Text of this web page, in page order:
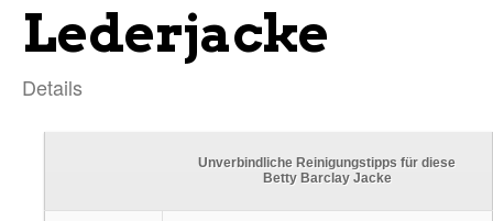
Lederjacke
Details
Unverbindliche Reinigungstipps für diese
Betty Barclay Jacke